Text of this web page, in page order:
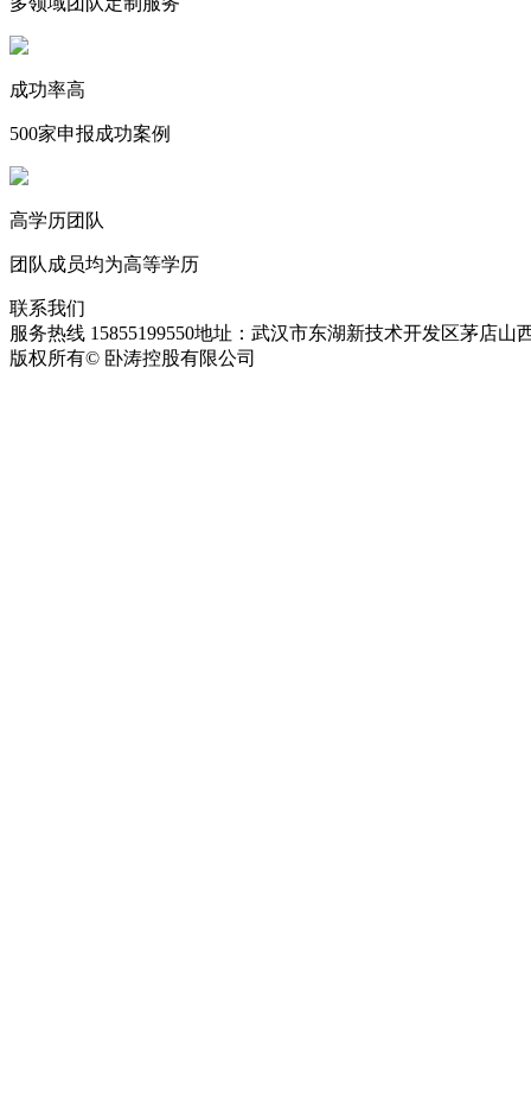
成功率高
500家申报成功案例
高学历团队
团队成员均为高等学历
联系我们
服务热线 15855199550地址：武汉市东湖新技术开发区茅店山
版权所有© 卧涛控股有限公司